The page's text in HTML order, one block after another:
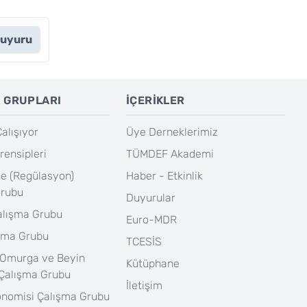
(Regülasyon)
Grubu
Grubu
ve Beyin
Grubu
Çalışma Grubu
İÇERİKLER
Üye Derneklerimiz
TÜMDEF Akademi
Haber - Etkinlik
Duyurular
Euro-MDR
TCESİS
Kütüphane
İletişim